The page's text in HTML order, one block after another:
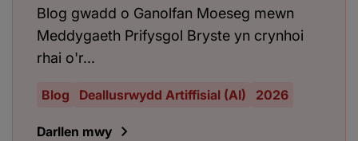
Blog gwadd o Ganolfan Moeseg mewn
Meddygaeth Prifysgol Bryste yn crynhoi
rhai o'r...
Blog Deallusrwydd Artiffisial (AI) 2026
Darllen mwy